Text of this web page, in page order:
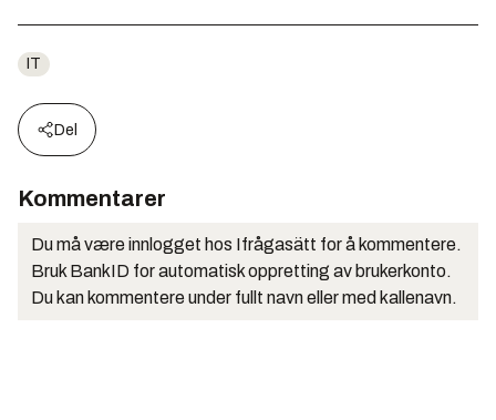
IT
Del
Kommentarer
Du må være innlogget hos Ifrågasätt for å kommentere.
Bruk BankID for automatisk oppretting av brukerkonto.
Du kan kommentere under fullt navn eller med kallenavn.